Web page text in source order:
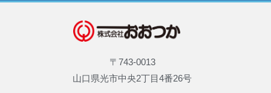
〒743-0013
山口県光市中央2丁目4番26号